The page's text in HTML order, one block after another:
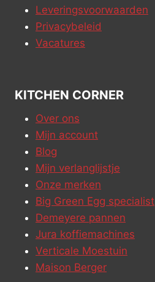
Leveringsvoorwaarden
Privacybeleid
Vacatures
KITCHEN CORNER
Over ons
Mijn account
Blog
Mijn verlanglijstje
Onze merken
Big Green Egg specialist
Demeyere pannen
Jura koffiemachines
Verticale Moestuin
Maison Berger